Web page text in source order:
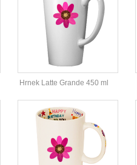
Hrnek Latte Grande 450 ml